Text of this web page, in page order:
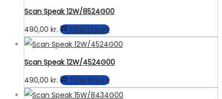
Scan Speak 12W/8524G00
490,00 kr. Tilføj til kurv
Scan Speak 12W/4524G00
490,00 kr. Tilføj til kurv